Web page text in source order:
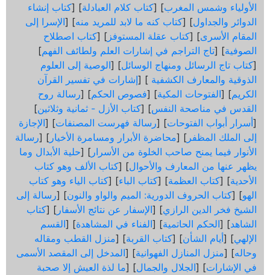
الأولياء وشمس المغرب] [كتاب كلام العبادلة] [كتاب إنشاء
الدوائر والجداول] [كتاب كنه ما لابد للمريد منه] [الإسرا إلى
المقام الأسرى] [كتاب عقلة المستوفز ] [كتاب اصطلاح
الصوفية] [تاج التراجم في إشارات العلم ولطائف الفهم]
[كتاب تاج الرسائل ومنهاج الوسائل] [الوصية إلى العلوم
الذوقية والمعارف الكشفية ] [إشارات في تفسير القرآن
الكريم] [الفتوحات المكية] [فصوص الحكم] [رسالة روح
القدس في مناصحة النفس] [كتاب الأزل - ثمانية وثلاثين]
[أسرار أبواب الفتوحات] [رسالة فهرست المصنفات] [الإجازة
إلى الملك المظفر ] [محاضرة الأبرار ومسامرة الأخيار ] [رسالة
الأنوار فيما يمنح صاحب الخلوة من الأسرار ] [حلية الأبدال وما
يظهر عنها من المعارف والأحوال] [كتاب الألف وهو كتاب
الأحدية] [كتاب العظمة] [كتاب الباء] [كتاب الياء وهو كتاب
الهو] [كتاب الحروف الدورية: الميم والواو والنون] [رسالة إلى
الشيخ فخر الدين الرازي] [الإسفار عن نتائج الأسفار ] [كتاب
الشاهد] [الحكم الحاتمية] [الفناء في المشاهدة] [القسم
الإلهي] [أيام الشأن] [كتاب القربة] [منزل القطب ومقاله
وحاله] [منزل المنازل الفهوانية] [المدخل إلى المقصد الأسمى
في الإشارات] [الجلال والجمال] [ما لذة العيش إلا صحبة